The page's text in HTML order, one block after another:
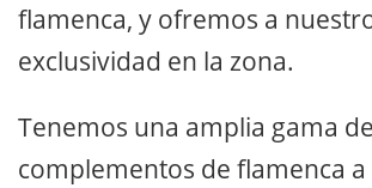
flamenca, y ofremos a
exclusividad en la zona.
Tenemos una amplia gama de
complementos de flamenca a